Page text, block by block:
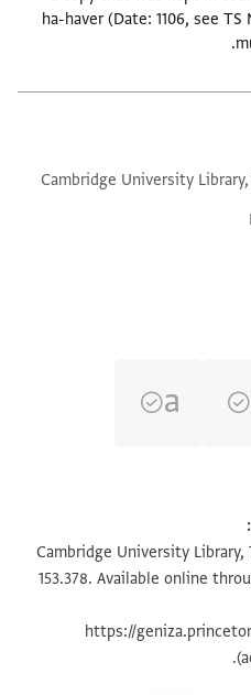
ha-haver (Date: 1106, see
Cambridge University
הגדל וסובב
Cambridge University Library,
153.378. Available online
https://